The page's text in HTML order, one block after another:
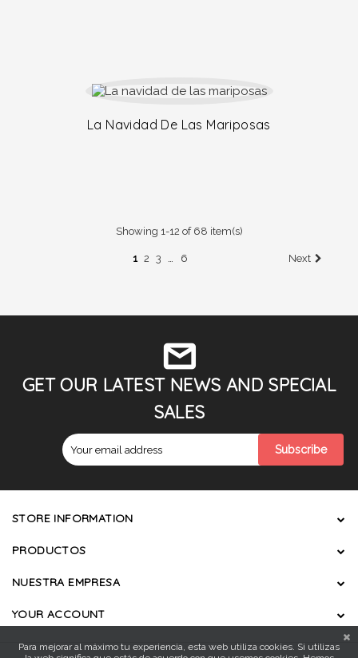
La Navidad De Las Mariposas
Showing 1-12 of 68 item(s)
1 2 3 … 6 Next
GET OUR LATEST NEWS AND SPECIAL
SALES
STORE INFORMATION
PRODUCTOS
NUESTRA EMPRESA
YOUR ACCOUNT
Para mejorar al máximo tu experiencia, esta web utiliza cookies. Si utilizas